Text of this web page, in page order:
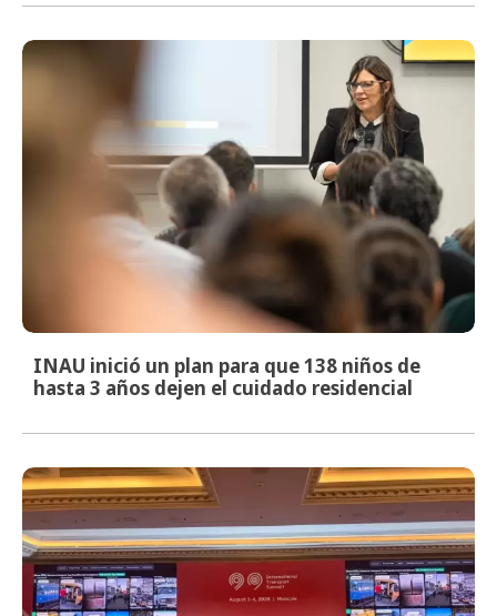
INAU inició un plan para que 138 niños de
hasta 3 años dejen el cuidado residencial